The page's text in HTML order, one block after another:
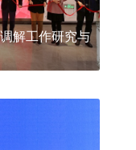
解工作研究与